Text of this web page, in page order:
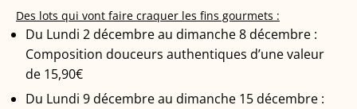
Des lots qui vont faire craquer les fins gourmets :
Du Lundi 2 décembre au dimanche 8 décembre :
Composition douceurs authentiques d’une valeur
de 15,90€
Du Lundi 9 décembre au dimanche 15 décembre :